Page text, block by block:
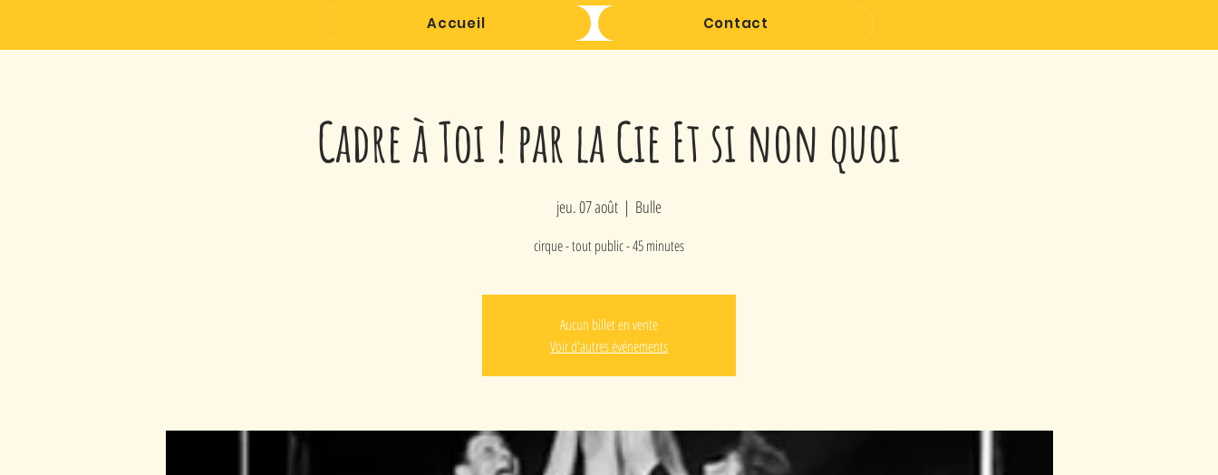
Accueil Contact
Cadre à Toi ! par la Cie Et si non quoi
jeu. 07 août
  |
Bulle
cirque - tout public - 45 minutes
Aucun billet en vente
Voir d'autres événements